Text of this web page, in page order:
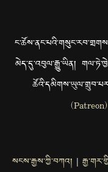
མེད་དུ་འབུལ་རྒྱུ་ཡིན།
སངས་རྒྱས་ཀྱི་བཀའ། |